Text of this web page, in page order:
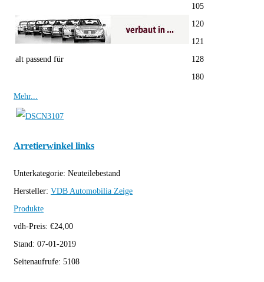
alt passend für
105
120
121
128
180
Mehr...
Arretierwinkel links
Unterkategorie: Neuteilebestand
Hersteller: VDB Automobilia Zeige
Produkte
vdh-Preis: €24,00
Stand: 07-01-2019
Seitenaufrufe: 5108